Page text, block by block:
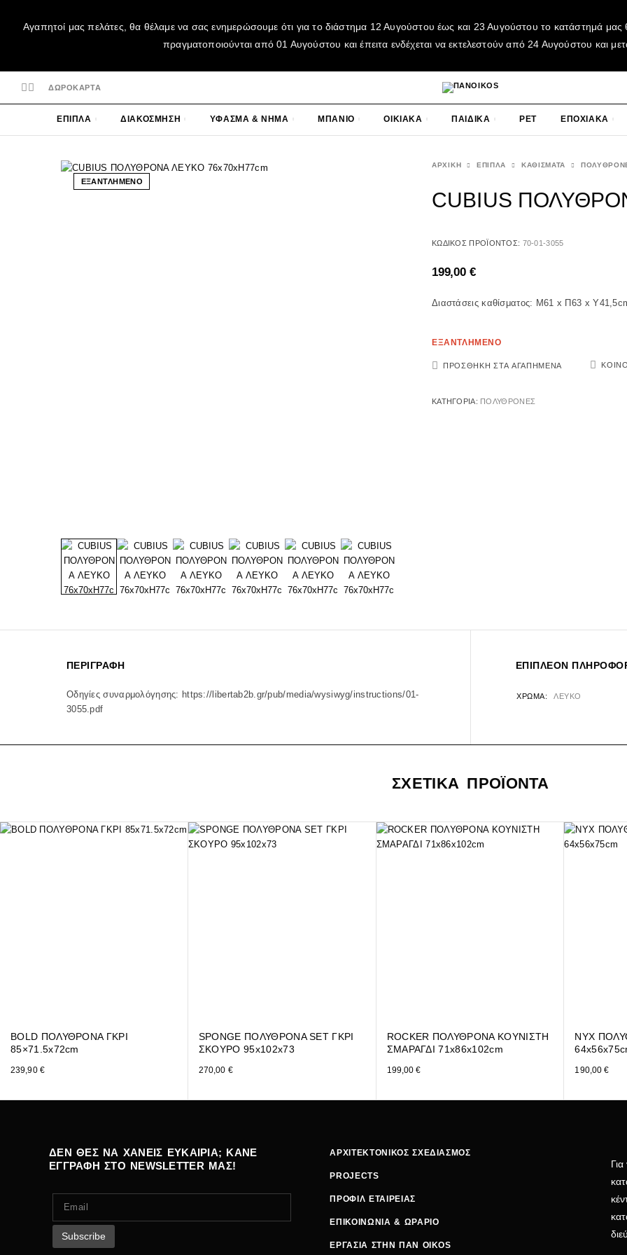
Αγαπητοί μας πελάτες, θα θέλαμε να σας ενημερώσουμε ότι για το διάστημα 12 Αυγούστου έως και 23 Αυγούστου το κατάστημά μας
πραγματοποιούνται από 01 Αυγούστου και έπειτα ενδέχεται να εκτελεστούν από 24 Αυγούστου και
ΔΩΡΟΚΑΡΤΑ
ΕΠΙΠΛΑ ΔΙΑΚΟΣΜΗΣΗ ΥΦΑΣΜΑ & ΝΗΜΑ ΜΠΑΝΙΟ ΟΙΚΙΑΚΑ ΠΑΙΔΙΚΑ PET ΕΠΟΧΙΑΚΑ
ΕΞΑΝΤΛΗΜΕΝΟ
ΑΡΧΙΚΉ ΕΠΙΠΛΑ ΚΑΘΙΣΜΑΤΑ
CUBIUS
ΚΩΔΙΚΌΣ ΠΡΟΪΌΝΤΟΣ: 70-01-3055
199,00 €
Διαστάσεις καθίσματος: Μ61 x Π63 x
ΕΞΑΝΤΛΗΜΕΝΟ
ΠΡΟΣΘΉΚΗ ΣΤΑ ΑΓΑΠΗΜΈΝΑ
ΚΑΤΗΓΟΡΊΑ: ΠΟΛΥΘΡΟΝΕΣ
ΠΕΡΙΓΡΑΦΉ
Οδηγίες συναρμολόγησης: https://libertab2b.gr/pub/media/wysiwyg/instructions/01-
3055.pdf
ΕΠΙΠΛΈΟΝ
ΧΡΏΜΑ ΛΕΥΚΟ
ΣΧΕΤΙΚΑ ΠΡΟΪΟΝΤΑ
BOLD ΠΟΛΥΘΡΟΝΑ ΓΚΡΙ
85×71.5x72cm
239,90 €
SPONGE ΠΟΛΥΘΡΟΝΑ SET ΓΚΡΙ
ΣΚΟΥΡΟ 95x102x73
270,00 €
ROCKER ΠΟΛΥΘΡΟΝΑ ΚΟΥΝΙΣΤΗ
ΣΜΑΡΑΓΔΙ 71x86x102cm
199,00€
NYX
190,00€
ΔΕΝ ΘΕΣ ΝΑ ΧΑΝΕΙΣ ΕΥΚΑΙΡΙΑ; ΚΑΝΕ
ΕΓΓΡΑΦΗ ΣΤΟ NEWSLETTER ΜΑΣ!
ΑΡΧΙΤΕΚΤΟΝΙΚΟΣ ΣΧΕΔΙΑΣΜΟΣ
PROJECTS
ΠΡΟΦΙΛ ΕΤΑΙΡΕΙΑΣ
ΕΠΙΚΟΙΝΩΝΙΑ & ΩΡΑΡΙΟ
ΕΡΓΑΣΙΑ ΣΤΗΝ ΠΑΝ OIKOS